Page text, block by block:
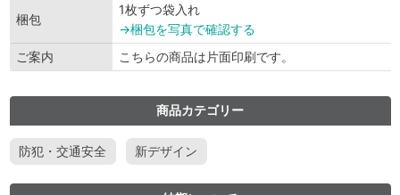
梱包
1枚ずつ袋入れ
→梱包を写真で確認する
ご案内
こちらの商品は片面印刷です。
商品カテゴリー
防犯・交通安全 新デザイン